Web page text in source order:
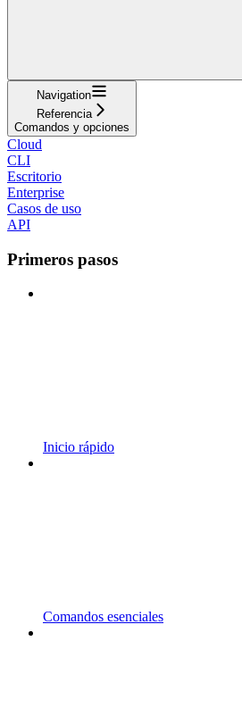
Navigation
Referencia
Comandos y opciones
Cloud
CLI
Escritorio
Enterprise
Casos de uso
API
Primeros pasos
Inicio rápido
Comandos esenciales